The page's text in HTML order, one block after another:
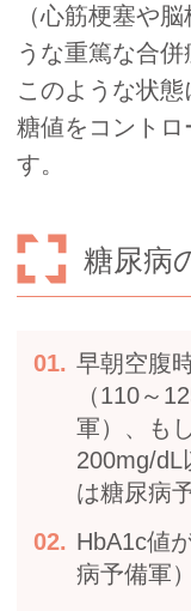
（心筋梗塞や
うな重篤な合併
このような状
糖値をコント
す。
糖尿病
早朝空腹
（110～
軍）、も
200mg/dL
は糖尿病
HbA1c値
病予備軍）